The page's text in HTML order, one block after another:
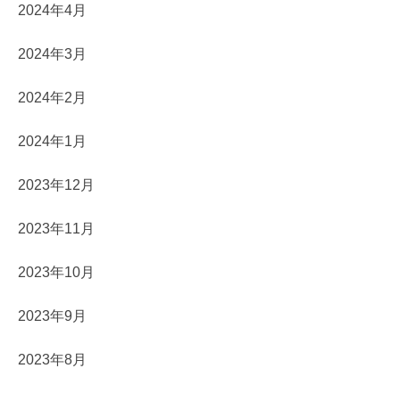
2024年4月
2024年3月
2024年2月
2024年1月
2023年12月
2023年11月
2023年10月
2023年9月
2023年8月